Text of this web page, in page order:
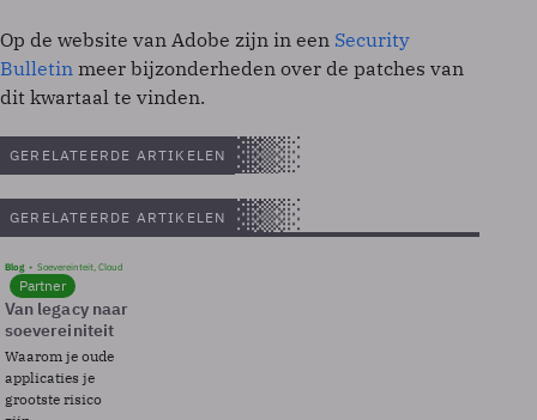
Op de website van Adobe zijn in een Security
Bulletin meer bijzonderheden over de patches van
dit kwartaal te vinden.
GERELATEERDE ARTIKELEN
GERELATEERDE ARTIKELEN
Blog Soevereinteit, Cloud
Partner
Van legacy naar
soevereiniteit
Waarom je oude
applicaties je
grootste risico